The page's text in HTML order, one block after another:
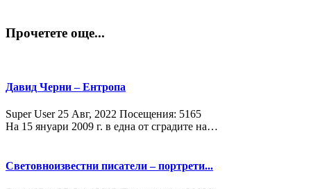
Прочетете още...
Давид Черни – Ентропа
Super User 25 Авг, 2022 Посещения: 5165
На 15 януари 2009 г. в една от сградите на…
Световноизвестни писатели – портрети...